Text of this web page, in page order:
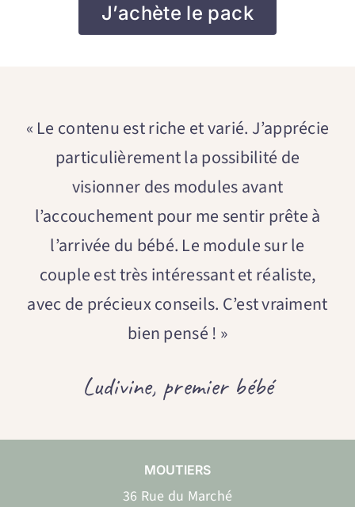
J’achète le pack
« Le contenu est riche et varié. J’apprécie
particulièrement la possibilité de
visionner des modules avant
l’accouchement pour me sentir prête à
l’arrivée du bébé. Le module sur le
couple est très intéressant et réaliste,
avec de précieux conseils. C’est vraiment
bien pensé ! »
Ludivine, premier bébé
MOUTIERS
36 Rue du Marché